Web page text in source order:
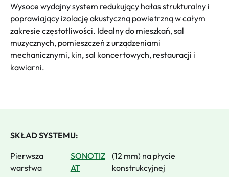
Wysoce wydajny system redukujący hałas strukturalny i
poprawiający izolację akustyczną powietrzną w całym
zakresie częstotliwości. Idealny do mieszkań, sal
muzycznych, pomieszczeń z urządzeniami
mechanicznymi, kin, sal koncertowych, restauracji i
kawiarni.
SKŁAD SYSTEMU:
Pierwsza
warstwa
SONOTIZ
AT
(12 mm) na płycie
konstrukcyjnej